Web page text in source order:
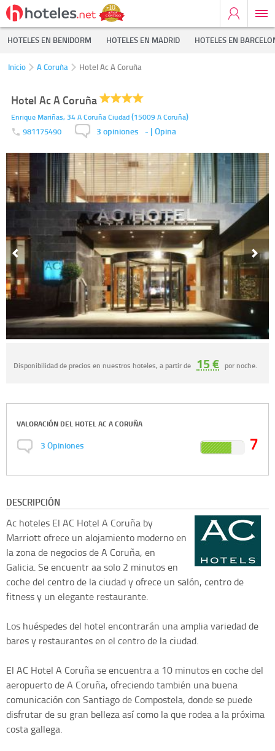
HOTELES EN BENIDORM HOTELES EN MADRID HOTELES EN
Inicio A Coruña Hotel Ac A Coruña
Hotel Ac A Coruña
Enrique Mariñas, 34A Coruña Ciudad(15009A Coruña)
981175490 3 opiniones - | Opina
Disponibilidad de precios en nuestros hoteles, a partir de 15 € por noche.
VALORACIÓN DEL HOTEL AC A CORUÑA
3Opiniones 7
DESCRIPCIÓN
Ac hoteles El AC Hotel A Coruña by
Marriott ofrece un alojamiento moderno en
la zona de negocios de A Coruña, en
Galicia. Se encuentr aa solo 2 minutos en
coche del centro de la ciudad y ofrece un salón, centro de
fitness y un elegante restaurante.
Los huéspedes del hotel encontrarán una amplia variedad de
bares y restaurantes en el centro de la ciudad.
El AC Hotel A Coruña se encuentra a 10 minutos en coche del
aeropuerto de A Coruña, ofreciendo también una buena
comunicación con Santiago de Compostela, donde se puede
disfrutar de su gran belleza así como la que rodea a la próxima
costa gallega.